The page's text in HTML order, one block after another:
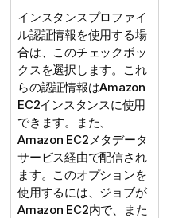
インスタンスプロファイ
ル認証情報を使用する場
合は、このチェックボッ
クスを選択します。これ
らの認証情報はAmazon
EC2インスタンスに使用
できます。また、
Amazon EC2メタデータ
サービス経由で配信され
ます。このオプションを
使用するには、ジョブが
Amazon EC2内で、また